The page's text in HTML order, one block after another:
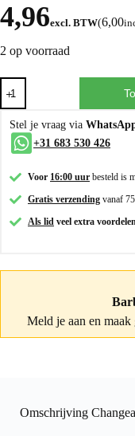
4,96excl. BTW(6,00
2 op voorraad
Stel je vraag via
+31 683 530 426
Voor 16:00 uur besteld is
Gratis verzending vanaf
Als lid veel extra
Meld je aan en
Omschrijving